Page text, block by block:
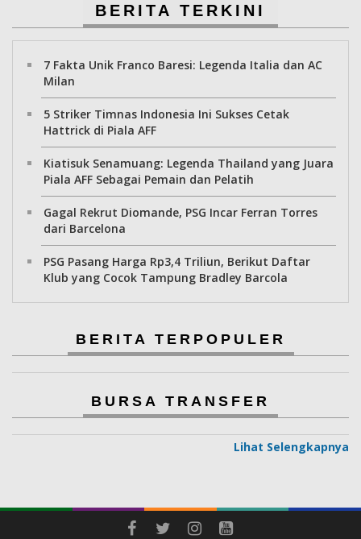
BERITA TERKINI
7 Fakta Unik Franco Baresi: Legenda Italia dan AC
Milan
5 Striker Timnas Indonesia Ini Sukses Cetak
Hattrick di Piala AFF
Kiatisuk Senamuang: Legenda Thailand yang Juara
Piala AFF Sebagai Pemain dan Pelatih
Gagal Rekrut Diomande, PSG Incar Ferran Torres
dari Barcelona
PSG Pasang Harga Rp3,4 Triliun, Berikut Daftar
Klub yang Cocok Tampung Bradley Barcola
BERITA TERPOPULER
BURSA TRANSFER
Lihat Selengkapnya